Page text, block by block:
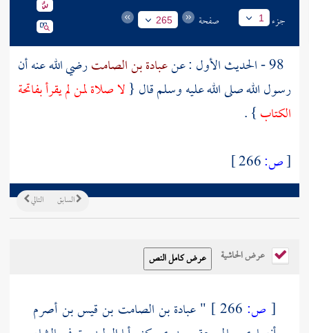
جزء 1 صفحة 265
عبادة بن الصامترضي الله عنه أن
رسول الله صلى الله عليه وسلم قال {لا صلاة لمن لم يقرأ بفاتحة
الكتاب} .
[ص:
التالي السابق
عرض الحاشية
[ ص:
" عبادة بن الصامت بن قيس بن أصرم